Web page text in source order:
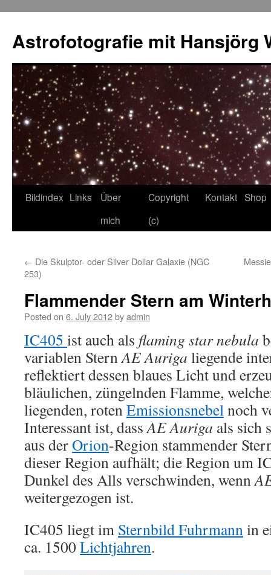
content
Astrofotografie mit Hansjörg
Bildindex Links
Über
mich
Copyright
(c)
Kontakt Shop
← Die Skulptor- oder Silver Dollar Galaxie (NGC
253)
Flammender Stern am
Posted on 6. July 2012byadmin
IC405 ist auch als flaming star nebula
variablen SternAE Auriga liegende
reflektiert dessen blaues Licht und
bläulichen, züngelnden Flamme,
liegenden, rotenEmissionsnebelnoch
Interessant ist, dassAE Auriga als sich
aus derOrion-Region stammender
dieser Region aufhält; die Region um
Dunkel des Alls verschwinden, wenn
weitergezogen ist.
IC405 liegt im Sternbild Fuhrmannin
ca. 1500Lichtjahren.